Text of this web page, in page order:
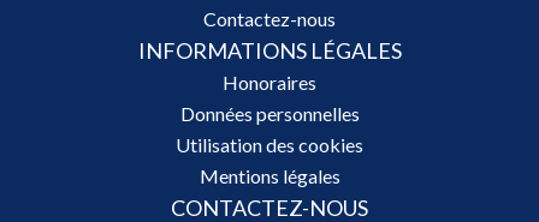
Contactez-nous
INFORMATIONS LÉGALES
Honoraires
Données personnelles
Utilisation des cookies
Mentions légales
CONTACTEZ-NOUS